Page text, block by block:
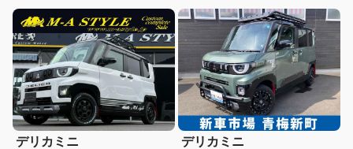
デリカミニ デリカミニ